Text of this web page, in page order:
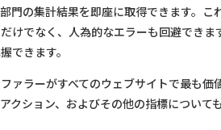
門の集計結果を即座に取得できます。
けでなく、人為的なエラーも回避でき
できます。
ァラーがすべてのウェブサイトで最も
クション、およびその他の指標について